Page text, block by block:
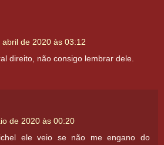
abril de 2020 às 03:12
direito, não consigo lembrar dele.
de 2020 às 00:20
ele veio se não me engano do